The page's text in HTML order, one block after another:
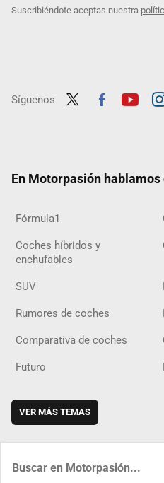
Suscribiéndote aceptas nuestra
Síguenos
En Motorpasión hablamos
Fórmula1
Coches híbridos y
enchufables
SUV
Rumores de coches
Comparativa de coches
Futuro
VER MÁS TEMAS